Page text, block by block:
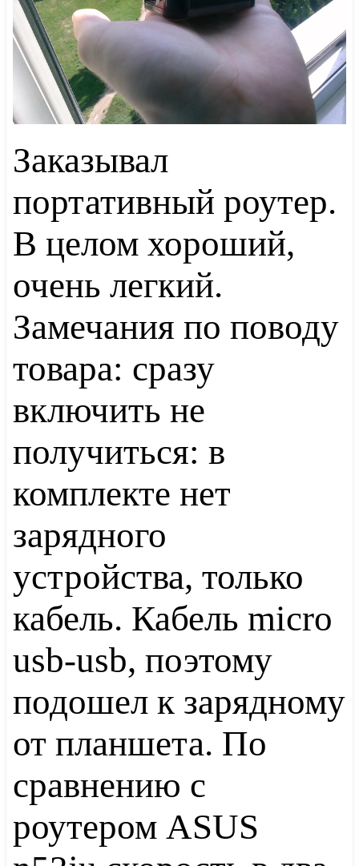
Заказывал
портативный роутер.
В целом хороший,
очень легкий.
Замечания по поводу
товара: сразу
включить не
получиться: в
комплекте нет
зарядного
устройства, только
кабель. Кабель micro
usb-usb, поэтому
подошел к зарядному
от планшета. По
сравнению с
роутером ASUS